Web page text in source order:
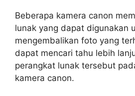
Beberapa kamera canon
lunak yang dapat digunakan
mengembalikan foto yang
dapat mencari tahu lebih
perangkat lunak tersebut
kamera canon.